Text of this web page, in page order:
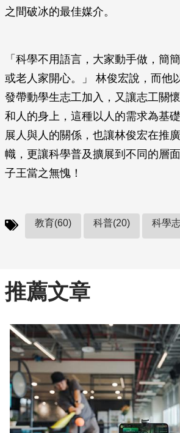
之間破冰的最佳媒介。
「科學不用語言，大家動手做，簡
或老人家開心。」 林俊宏說，而他
發帶動學生志工加入，又讓志工關
和人的身上，這種以人的需求為基
展人與人的關係，也讓林俊宏在推
幟，更讓科學普及擴展到不同的層
子王當之無愧！
教育(60) 科普(20) 科學
推薦文章